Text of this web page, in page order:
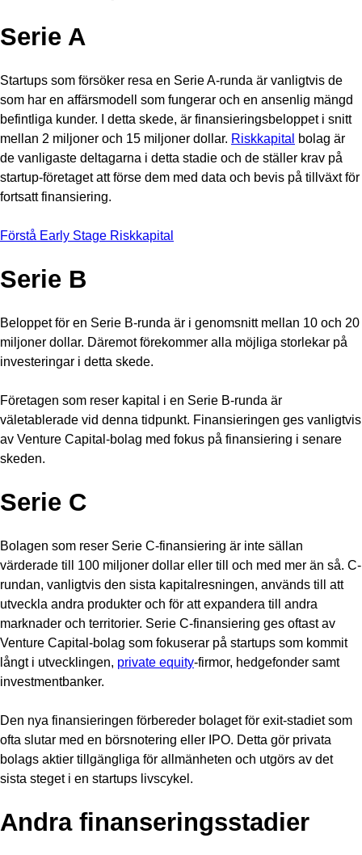
Serie A
Startups som försöker resa en Serie A-runda är vanligtvis de
som har en affärsmodell som fungerar och en ansenlig mängd
befintliga kunder. I detta skede, är finansieringsbeloppet i snitt
mellan 2 miljoner och 15 miljoner dollar. Riskkapital
bolag är
de vanligaste deltagarna i detta stadie och de ställer krav på
startup-företaget att förse dem med data och bevis på tillväxt för
fortsatt finansiering.
Förstå Early Stage Riskkapital
Serie B
Beloppet för en Serie B-runda är i genomsnitt mellan 10 och 20
miljoner dollar. Däremot förekommer alla möjliga storlekar på
investeringar i detta skede.
Företagen som reser kapital i en Serie B-runda är
väletablerade vid denna tidpunkt. Finansieringen ges vanligtvis
av Venture Capital-bolag med fokus på finansiering i senare
skeden.
Serie C
Bolagen som reser Serie C-finansiering är inte sällan
värderade till 100 miljoner dollar eller till och med mer än så. C-
rundan, vanligtvis den sista kapitalresningen, används till att
utveckla andra produkter och för att expandera till andra
marknader och territorier. Serie C-finansiering ges oftast av
Venture Capital-bolag som fokuserar på startups som kommit
långt i utvecklingen, private equity-firmor, hedgefonder samt
investmentbanker.
Den nya finansieringen förbereder bolaget för exit-stadiet som
ofta slutar med en börsnotering eller IPO. Detta gör privata
bolags aktier tillgängliga för allmänheten och utgörs av det
sista steget i en startups livscykel.
Andra finanseringsstadier